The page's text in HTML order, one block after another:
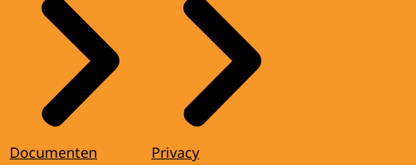
Documenten Privacy